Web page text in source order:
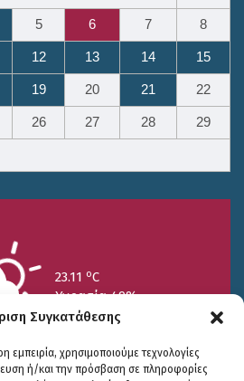
Συγκατάθεσης
εμπειρία, χρησιμοποιούμε τεχνολογίες
ή/και την πρόσβαση σε πληροφορίες
5 6 7 8
12 13 14 15
19 20 21 22
26 27 28 29
23.11 oC
Υγρασία 49%